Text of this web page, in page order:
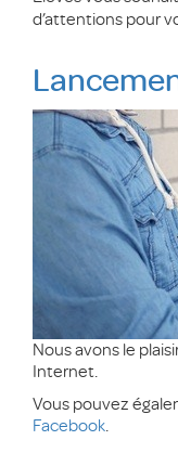
d’attentions pour
Nous avons le
Internet.
Vous pouvez
Facebook.